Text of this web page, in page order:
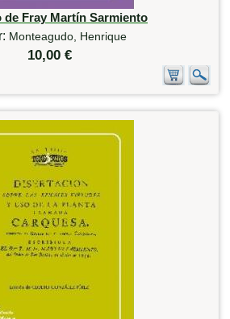
de Fray Martín Sarmiento
Monteagudo, Henrique
10,00 €